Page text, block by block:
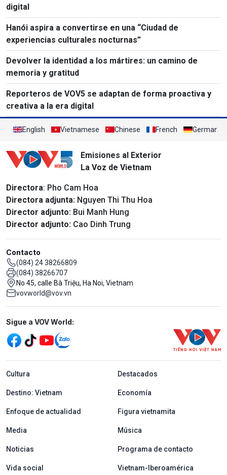
digital
Hanói aspira a convertirse en una “Ciudad de
experiencias culturales nocturnas”
Devolver la identidad a los mártires: un camino de
memoria y gratitud
Reporteros de VOV5 se adaptan de forma proactiva y
creativa a la era digital
English Vietnamese Chinese French German
Emisiones al Exterior
La Voz de Vietnam
Directora: Pho Cam Hoa
Directora adjunta: Nguyen Thi Thu Hoa
Director adjunto: Bui Manh Hung
Director adjunto: Cao Dinh Trung
Contacto
(084) 24 38266809
(084) 38266707
No 45, calle Bà Triệu, Ha Noi, Vietnam
vovworld@vov.vn
Mạng xã hội
Sigue a VOV World:
menu footer tiếng Tây ban nha
Cultura Destacados
Destino: Vietnam Economía
Enfoque de actualidad Figura vietnamita
Media Música
Noticias Programa de contacto
Vida social Vietnam-Iberoamérica